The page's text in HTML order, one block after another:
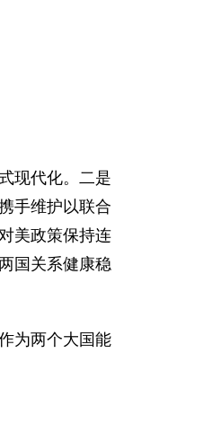
现代化。二是
手维护以联合
美政策保持连
国关系健康稳
为两个大国能